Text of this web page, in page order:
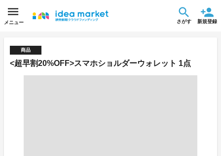
メニュー さがす 新規登録
商品
<超早割20%OFF>スマホショルダーウォレット 1点